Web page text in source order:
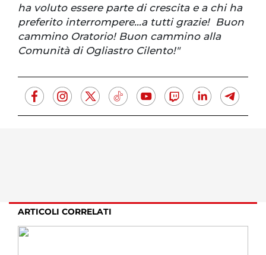
ha voluto essere parte di crescita e a chi ha
preferito interrompere…a tutti grazie! Buon
cammino Oratorio! Buon cammino alla
Comunità di Ogliastro Cilento!"
ARTICOLI CORRELATI